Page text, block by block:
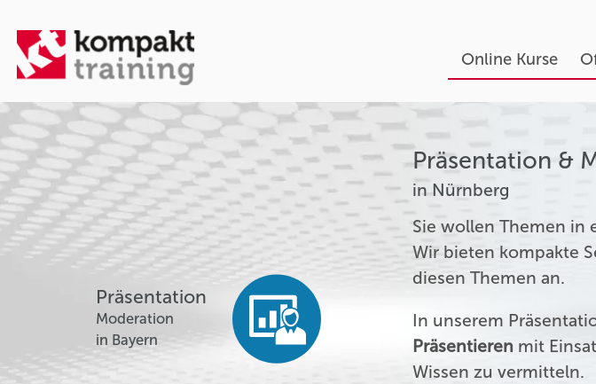
Online Kurse
Präsentation
Moderation
in Bayern
Präsentation &
in Nürnberg
Sie wollen Themen in
Wir bieten kompakte
diesen Themen an.
In unserem
Präsentieren mit
Wissen zu vermitteln.